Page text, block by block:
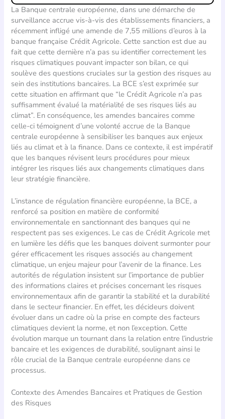
La Banque centrale européenne, dans une démarche de
surveillance accrue vis-à-vis des établissements financiers, a
récemment infligé une amende de 7,55 millions d’euros à la
banque française Crédit Agricole. Cette sanction est due au
fait que cette dernière n’a pas su identifier correctement les
risques climatiques pouvant impacter son bilan, ce qui
soulève des questions cruciales sur la gestion des risques au
sein des institutions bancaires. La BCE s’est exprimée sur
cette situation en affirmant que “le Crédit Agricole n’a pas
suffisamment évalué la matérialité de ses risques liés au
climat”. En conséquence, les amendes bancaires comme
celle-ci témoignent d’une volonté accrue de la Banque
centrale européenne à sensibiliser les banques aux enjeux
liés au climat et à la finance. Dans ce contexte, il est impératif
que les banques révisent leurs procédures pour mieux
intégrer les risques liés aux changements climatiques dans
leur stratégie financière.
L’instance de régulation financière européenne, la BCE, a
renforcé sa position en matière de conformité
environnementale en sanctionnant des banques qui ne
respectent pas ses exigences. Le cas de Crédit Agricole met
en lumière les défis que les banques doivent surmonter pour
gérer efficacement les risques associés au changement
climatique, un enjeu majeur pour l’avenir de la finance. Les
autorités de régulation insistent sur l’importance de publier
des informations claires et précises concernant les risques
environnementaux afin de garantir la stabilité et la durabilité
dans le secteur financier. En effet, les décideurs doivent
évoluer dans un cadre où la prise en compte des facteurs
climatiques devient la norme, et non l’exception. Cette
évolution marque un tournant dans la relation entre l’industrie
bancaire et les exigences de durabilité, soulignant ainsi le
rôle crucial de la Banque centrale européenne dans ce
processus.
Contexte des Amendes Bancaires et Pratiques de Gestion
des Risques